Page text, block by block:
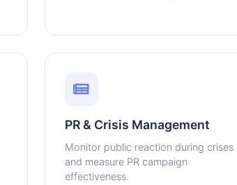
PR & Crisis Management
Monitor public reaction during crises
and measure PR campaign
effectiveness.